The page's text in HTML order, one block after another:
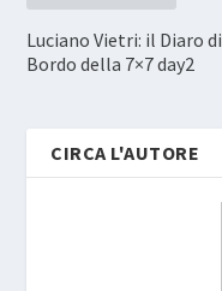
Luciano Vietri: il Diaro di
Bordo della 7×7 day2
CIRCA L'AUTORE